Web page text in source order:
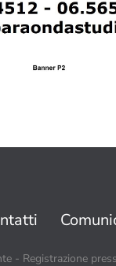
- Registrazione